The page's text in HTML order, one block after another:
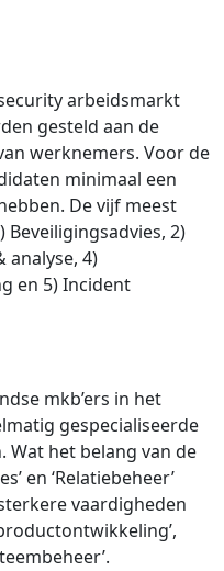
arbeidsmarkt
gesteld aan de
werknemers. Voor de
minimaal een
De vijf meest
2)
analyse, 4)
en 5) Incident
mkb’ers in het
gespecialiseerde
Wat het belang van de
en ‘Relatiebeheer’
vaardigheden